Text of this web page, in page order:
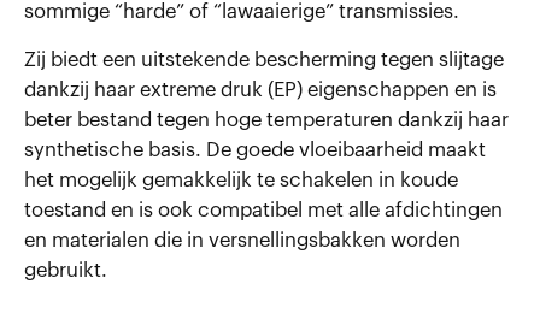
sommige “harde” of “lawaaierige” transmissies.
Zij biedt een uitstekende bescherming tegen slijtage
dankzij haar extreme druk (EP) eigenschappen en is
beter bestand tegen hoge temperaturen dankzij haar
synthetische basis. De goede vloeibaarheid maakt
het mogelijk gemakkelijk te schakelen in koude
toestand en is ook compatibel met alle afdichtingen
en materialen die in versnellingsbakken worden
gebruikt.